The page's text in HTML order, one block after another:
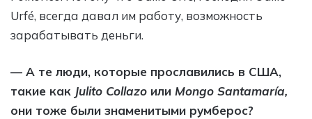
Urfé, всегда давал им работу, возможность
зарабатывать деньги.
— А те люди, которые прославились в США,
такие как Julito Collazo или Mongo Santamaría,
они тоже были знаменитыми румберос?